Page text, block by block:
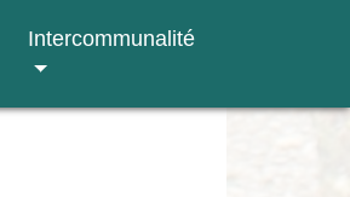
Intercommunalité